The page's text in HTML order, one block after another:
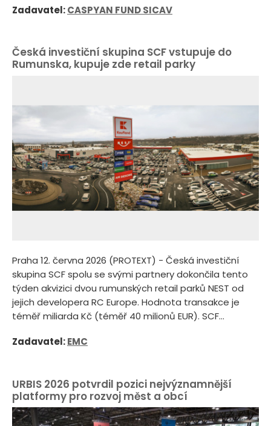
Zadavatel:CASPYAN FUND SICAV
Česká investiční skupina SCF vstupuje do
Rumunska, kupuje zde retail parky
Praha 12. června 2026 (PROTEXT) - Česká investiční
skupina SCF spolu se svými partnery dokončila tento
týden akvizici dvou rumunských retail parků NEST od
jejich developera RC Europe. Hodnota transakce je
téměř miliarda Kč (téměř 40 milionů EUR). SCF...
Zadavatel:EMC
URBIS 2026 potvrdil pozici nejvýznamnější
platformy pro rozvoj měst a obcí